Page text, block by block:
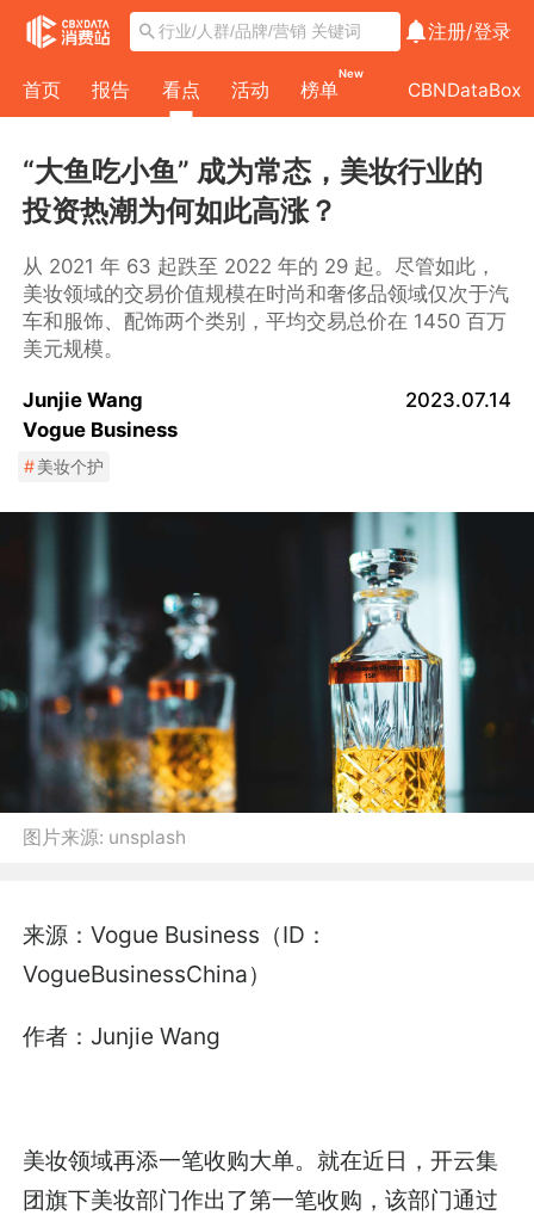
注册/登录
首页 报告 看点 活动 榜单
New
CBNDataBox
“大鱼吃小鱼” 成为常态，美妆行业的
投资热潮为何如此高涨？
从 2021 年 63 起跌至 2022 年的 29 起。尽管如此，
美妆领域的交易价值规模在时尚和奢侈品领域仅次于汽
车和服饰、配饰两个类别，平均交易总价在 1450 百万
美元规模。
Junjie Wang
Vogue Business
2023.07.14
#美妆个护
图片来源: unsplash
来源：Vogue Business（ID：
VogueBusinessChina）
作者：Junjie Wang
美妆领域再添一笔收购大单。就在近日，开云集
团旗下美妆部门作出了第一笔收购，该部门通过